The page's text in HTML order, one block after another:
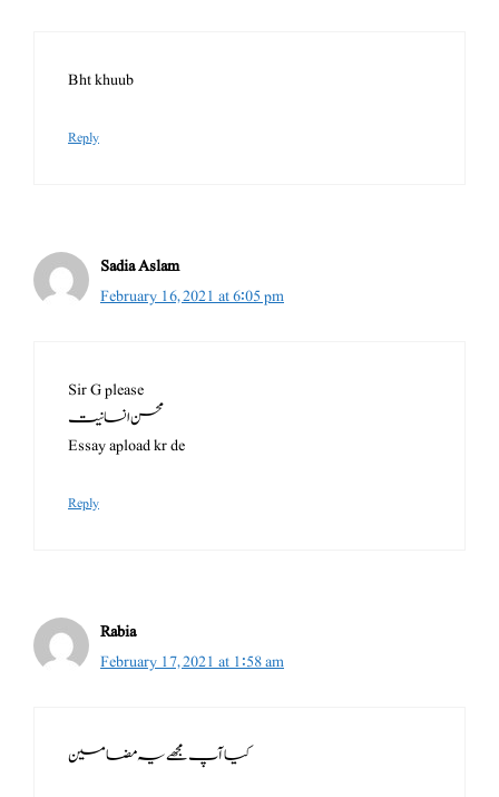
Bht khuub
Reply
Sadia Aslam
February 16, 2021 at 6:05 pm
Sir G please
محسن انسانیت
Essay apload kr de
Reply
Rabia
February 17, 2021 at 1:58 am
کیا آپ مجھے یہ مضامین